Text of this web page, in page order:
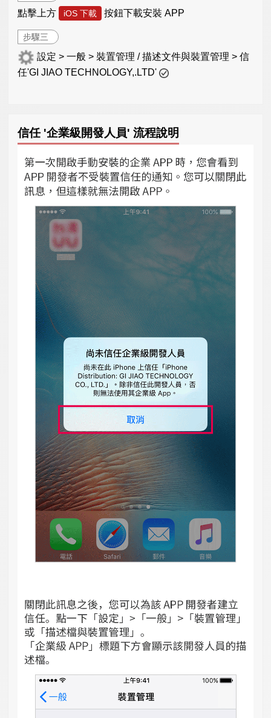
點擊上方 iOS 下載 按鈕下載安裝 APP
步驟三
設定 > 一般 > 裝置管理 / 描述文件與裝置管理 > 信
任'GI JIAO TECHNOLOGY,.LTD'
信任 '企業級開發人員' 流程說明